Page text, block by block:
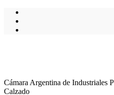
Cámara Argentina de Industriales
Calzado